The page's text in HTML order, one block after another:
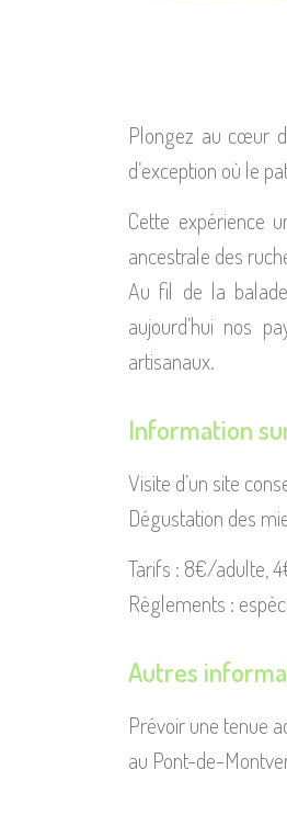
Plongez au cœur
d’exception où le
Cette expérience
ancestrale des
Au fil de la
aujourd’hui nos
artisanaux.
Information
Visite d’un site
Dégustation des
Tarifs : 8€/adulte,
Règlements :
Autres
Prévoir une tenue
au Pont-de-